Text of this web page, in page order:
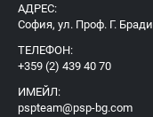
АДРЕС:
София, ул. Проф. Г.
ТЕЛЕФОН:
+359 (2) 439 40 70
ИМЕЙЛ:
pspteam@psp-bg.com